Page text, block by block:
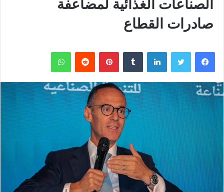
الصناعات الغذائية لمضاعفة
صادرات القطاع
فيسبوك تويتر لينكدإن بينتيريست واتساب